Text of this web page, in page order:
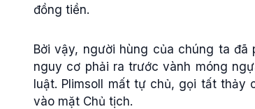
đồng tiền.
Bởi vậy, người hùng của chúng ta
nguy cơ phải ra trước vành móng
luật. Plimsoll mất tự chủ, gọi tất thảy
vào mặt Chủ tịch.